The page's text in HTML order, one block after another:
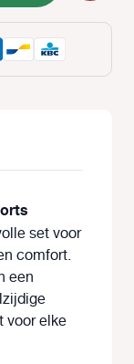
set voor
comfort.
een
voor elke